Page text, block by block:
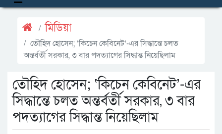
মিডিয়া
তৌহিদ হোসেন; ‘কিচেন কেবিনেট’-এর সিদ্ধান্তে চলত
অন্তর্বর্তী সরকার, ৩ বার পদত্যাগের সিদ্ধান্ত নিয়েছিলাম
তৌহিদ হোসেন; ‘কিচেন কেবিনেট’-এর
সিদ্ধান্তে চলত অন্তর্বর্তী সরকার, ৩ বার
পদত্যাগের সিদ্ধান্ত নিয়েছিলাম